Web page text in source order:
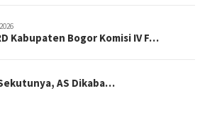
Kabupaten Bogor Komisi IV F…
AS Dikaba…